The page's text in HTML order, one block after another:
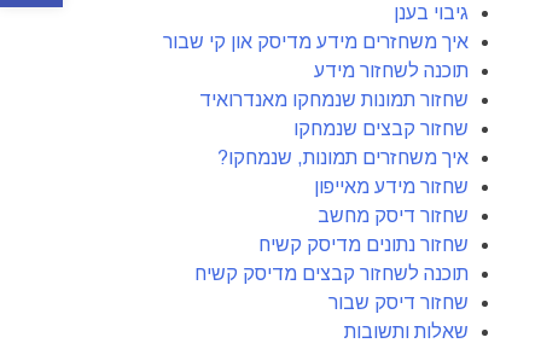
גיבוי בענן
איך משחזרים מידע מדיסק און קי שבור
תוכנה לשחזור מידע
שחזור תמונות שנמחקו מאנדרואיד
שחזור קבצים שנמחקו
איך משחזרים תמונות, שנמחקו?
שחזור מידע מאייפון
שחזור דיסק מחשב
שחזור נתונים מדיסק קשיח
תוכנה לשחזור קבצים מדיסק קשיח
שחזור דיסק שבור
שאלות ותשובות